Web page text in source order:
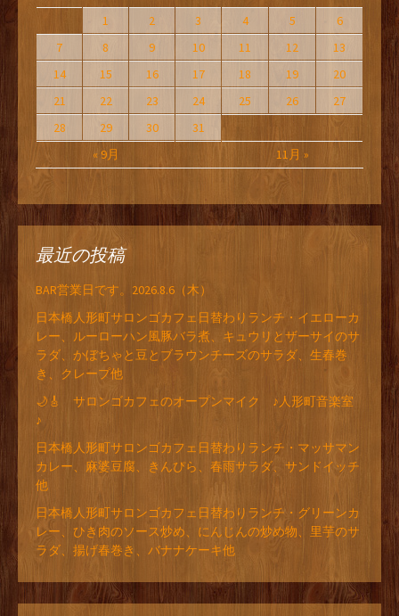
« 9月 11月 »
1 2 3 4 5
6
7
8 9 10 11 12
13
14
15 16 17 18 19
20
21
22 23 24 25 26
27
28
29 30 31
最近の投稿
BAR営業日です。2026.8.6（木）
日本橋人形町サロンゴカフェ日替わりランチ・イエローカ
レー、ルーローハン風豚バラ煮、キュウリとザーサイのサ
ラダ、かぼちゃと豆とブラウンチーズのサラダ、生春巻
き、クレープ他
🌙🎸 サロンゴカフェのオープンマイク ♪人形町音楽室
♪
日本橋人形町サロンゴカフェ日替わりランチ・マッサマン
カレー、麻婆豆腐、きんぴら、春雨サラダ、サンドイッチ
他
日本橋人形町サロンゴカフェ日替わりランチ・グリーンカ
レー、ひき肉のソース炒め、にんじんの炒め物、里芋のサ
ラダ、揚げ春巻き、バナナケーキ他